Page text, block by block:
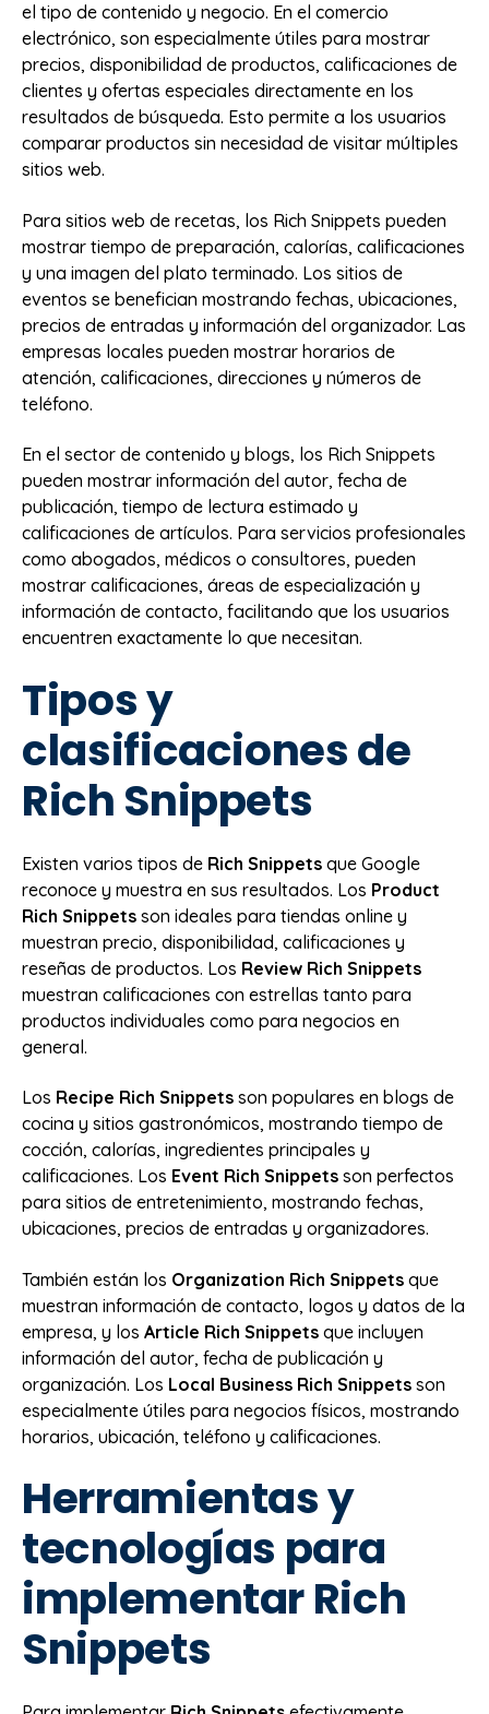
el tipo de contenido y negocio. En el comercio
electrónico, son especialmente útiles para mostrar
precios, disponibilidad de productos, calificaciones de
clientes y ofertas especiales directamente en los
resultados de búsqueda. Esto permite a los usuarios
comparar productos sin necesidad de visitar múltiples
sitios web.
Para sitios web de recetas, los Rich Snippets pueden
mostrar tiempo de preparación, calorías, calificaciones
y una imagen del plato terminado. Los sitios de
eventos se benefician mostrando fechas, ubicaciones,
precios de entradas y información del organizador. Las
empresas locales pueden mostrar horarios de
atención, calificaciones, direcciones y números de
teléfono.
En el sector de contenido y blogs, los Rich Snippets
pueden mostrar información del autor, fecha de
publicación, tiempo de lectura estimado y
calificaciones de artículos. Para servicios profesionales
como abogados, médicos o consultores, pueden
mostrar calificaciones, áreas de especialización y
información de contacto, facilitando que los usuarios
encuentren exactamente lo que necesitan.
Tipos y
clasificaciones de
Rich Snippets
Existen varios tipos de Rich Snippets que Google
reconoce y muestra en sus resultados. Los Product
Rich Snippets son ideales para tiendas online y
muestran precio, disponibilidad, calificaciones y
reseñas de productos. Los Review Rich Snippets
muestran calificaciones con estrellas tanto para
productos individuales como para negocios en
general.
Los Recipe Rich Snippets son populares en blogs de
cocina y sitios gastronómicos, mostrando tiempo de
cocción, calorías, ingredientes principales y
calificaciones. Los Event Rich Snippets son perfectos
para sitios de entretenimiento, mostrando fechas,
ubicaciones, precios de entradas y organizadores.
También están los Organization Rich Snippets que
muestran información de contacto, logos y datos de la
empresa, y los Article Rich Snippets que incluyen
información del autor, fecha de publicación y
organización. Los Local Business Rich Snippets son
especialmente útiles para negocios físicos, mostrando
horarios, ubicación, teléfono y calificaciones.
Herramientas y
tecnologías para
implementar Rich
Snippets